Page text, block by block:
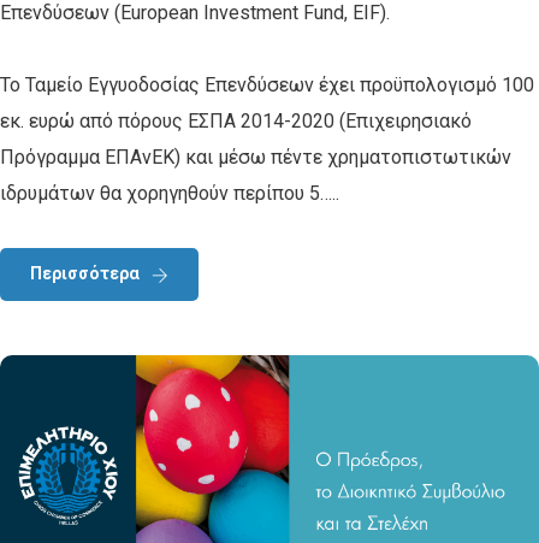
Επενδύσεων (European Investment Fund, EIF).
Το Ταμείο Εγγυοδοσίας Επενδύσεων έχει προϋπολογισμό 100
εκ. ευρώ από πόρους ΕΣΠΑ 2014-2020 (Επιχειρησιακό
Πρόγραμμα ΕΠΑνΕΚ) και μέσω πέντε χρηματοπιστωτικών
ιδρυμάτων θα χορηγηθούν περίπου 5…..
Περισσότερα